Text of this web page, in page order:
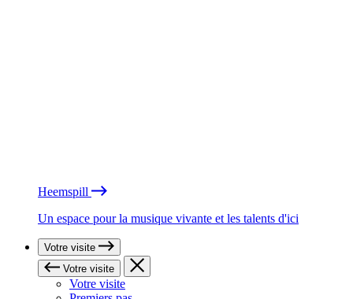
Heemspill
Un espace pour la musique vivante et les talents d'ici
Votre visite
Votre visite
Votre visite